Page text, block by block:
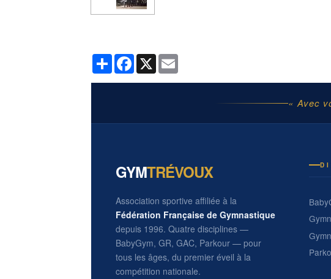
PartagerFacebook
X
« Avec
GYMTRÉVOUX
Association sportive affiliée à la
Fédération Française de Gymnastique
depuis 1996. Quatre disciplines —
BabyGym, GR, GAC, Parkour — pour
tous les âges, du premier éveil à la
compétition nationale.